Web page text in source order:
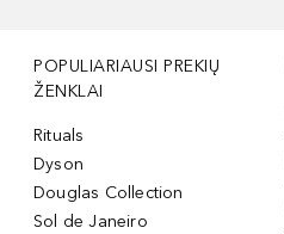
POPULIARIAUSI PREKIŲ
ŽENKLAI
Rituals
Dyson
Douglas Collection
Sol de Janeiro